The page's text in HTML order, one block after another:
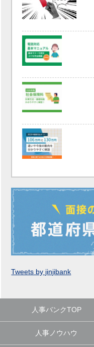
Tweets by jinjibank
人事バンクTOP
人事ノウハウ